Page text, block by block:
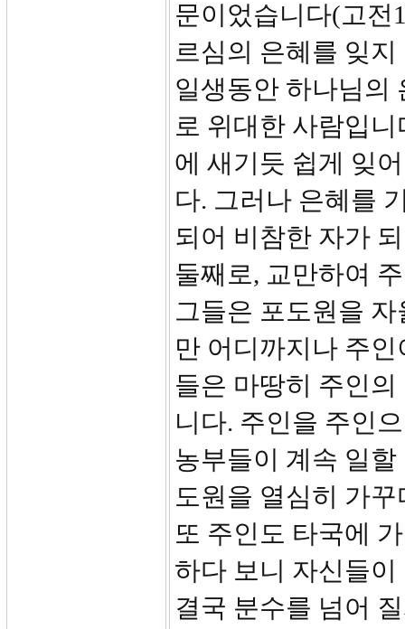
문이었습니다(고전
르심의 은혜를 잊
일생동안 하나님의
로 위대한 사람입
에 새기듯 쉽게 잊
다. 그러나 은혜를
되어 비참한 자가
둘째로, 교만하여
그들은 포도원을
만 어디까지나 주
들은 마땅히 주인
니다. 주인을 주인
농부들이 계속 일
도원을 열심히 가
또 주인도 타국에
하다 보니 자신들
결국 분수를 넘어